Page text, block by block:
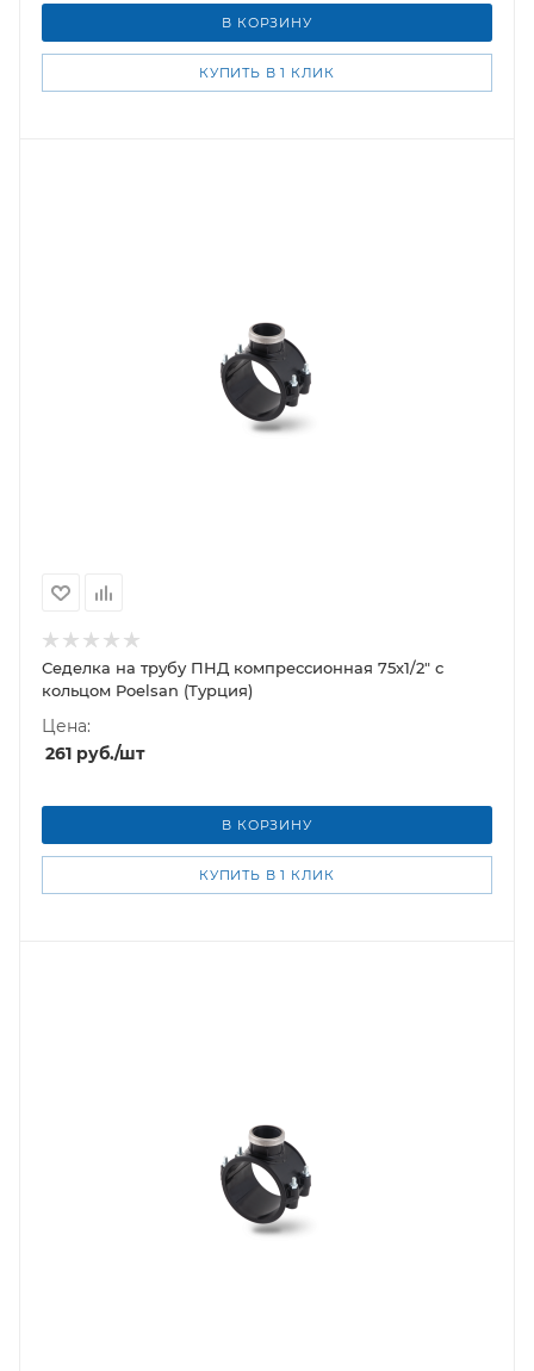
В КОРЗИНУ
КУПИТЬ В 1 КЛИК
Седелка на трубу ПНД компрессионная 75х1/2" с
кольцом Poelsan (Турция)
Цена:
261 руб./шт
В КОРЗИНУ
КУПИТЬ В 1 КЛИК